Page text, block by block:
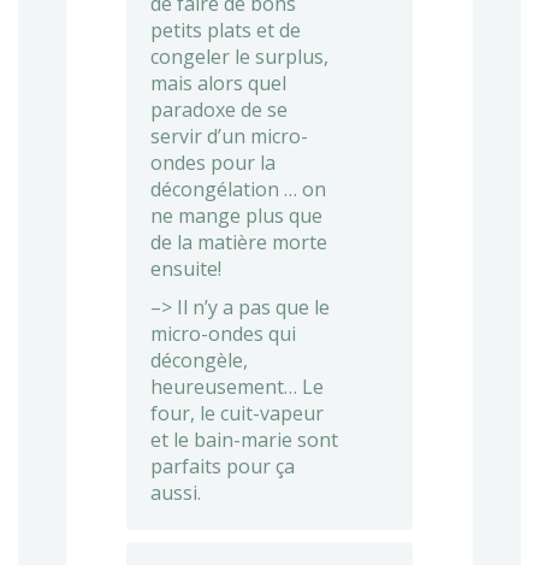
petits plats et de
congeler le surplus,
mais alors quel
paradoxe de se
servir d’un micro-
ondes pour la
décongélation … on
ne mange plus que
de la matière morte
ensuite!
–> Il n’y a pas que le
micro-ondes qui
décongèle,
heureusement… Le
four, le cuit-vapeur
et le bain-marie sont
parfaits pour ça
aussi.